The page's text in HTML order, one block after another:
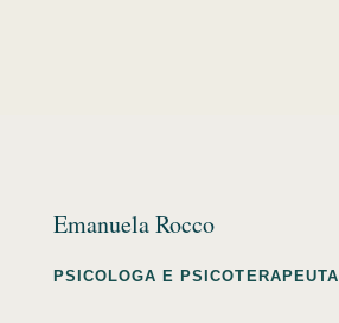
Emanuela Rocco
PSICOLOGA E PSICOTERAPEUTA